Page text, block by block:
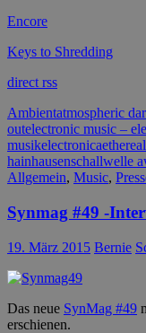
Encore
Keys to Shredding
direct rss
Ambientatmospheric
outelectronic music –
musikelectronicaethereal
hainhausenschallwelle
Allgemein, Music,
Synmag #49 -
19. März 2015 Bernie
Das neue SynMag #49
erschienen.